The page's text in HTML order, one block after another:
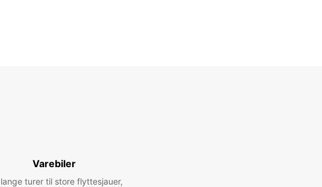
Varebiler
turer til store flyttesjauer,